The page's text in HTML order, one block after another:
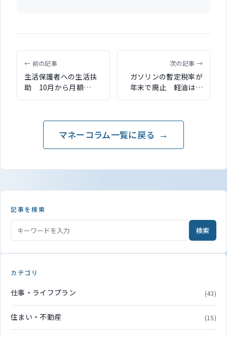
← 前の記事
生活保護者への生活扶
助 10月から月額
1,500円加算 生活扶助
が開始
次の記事 →
ガソリンの暫定税率が
年末で廃止 軽油は来
年4月に廃止へ
マネーコラム一覧に戻る
記事を検索
検索
カテゴリ
仕事・ライフプラン (43)
住まい・不動産 (15)